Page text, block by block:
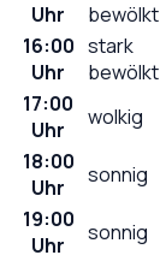
Uhr
bewölkt
16:00
Uhr
stark
bewölkt
17:00
Uhr
wolkig
18:00
Uhr
sonnig
19:00
Uhr
sonnig